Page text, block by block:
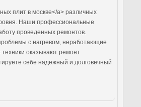
плит в москве</a> различных
Наши профессиональные
проведенных ремонтов.
с нагревом, неработающие
оказывают ремонт
себе надежный и долговечный